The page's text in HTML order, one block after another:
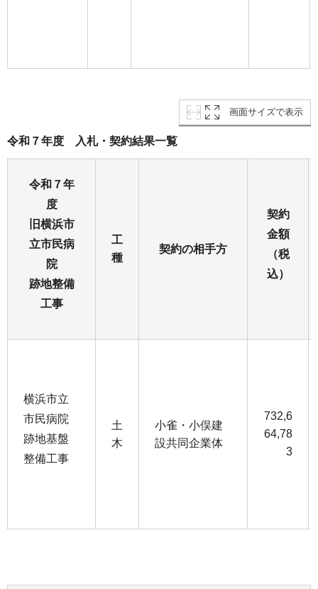
画面サイズで表示
令和７年度 入札・契約結果一覧
令和７年
度
旧横浜市
立市民病
院
跡地整備
工事
工
種
契約の相手方
契約
金額
（税
込）
横浜市立
市民病院
跡地基盤
整備工事
土
木
小雀・小俣建
設共同企業体
732,6
64,78
3